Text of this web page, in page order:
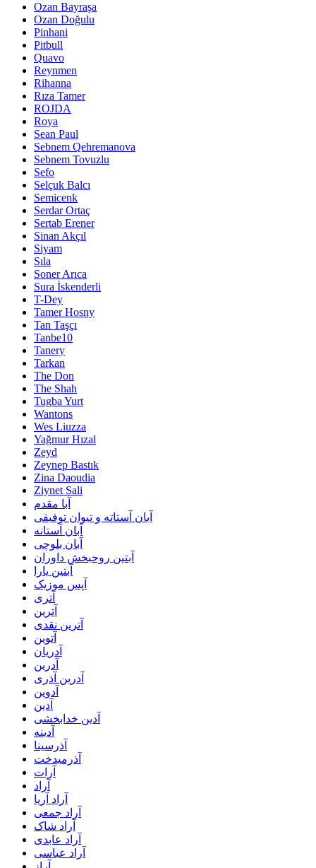
Ozan Bayraşa
Ozan Doğulu
Pinhani
Pitbull
Quavo
Reynmen
Rihanna
Rıza Tamer
ROJDA
Roya
Sean Paul
Sebnem Qehremanova
Sebnem Tovuzlu
Sefo
Selçuk Balcı
Semicenk
Serdar Ortaç
Sertab Erener
Sinan Akçıl
Siyam
Sıla
Soner Arıca
Sura İskenderli
T-Dey
Tamer Hosny
Tan Taşçı
Tanbe10
Tanery
Tarkan
The Don
The Shah
Tugba Yurt
Wantons
Wes Liuzza
Yağmur Hızal
Zeyd
Zeynep Bastık
Zina Daoudia
Ziynet Sali
آبا مقدم
آبان آستاته و تیوان توفیقی
آبان آستانه
آبان بلوچی
آبتین روحبخش داوران
آبتین یارا
آپس موزیک
آتری
آترین
آترین نقدی
آتوین
آدریان
آدرین
آدرین آذری
آدوین
آدین
آدین خدابخشی
آدینه
آذرسینا
آذرمیدخت
آرات
آراد
آراد آریا
آراد جمعی
آراد شاک
آراد عابدی
آراد عباسی